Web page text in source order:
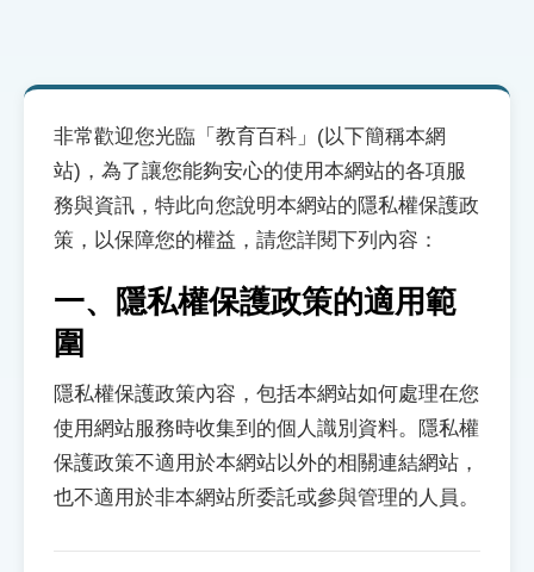
生命大百科索引
遊戲專區
貓頭鷹博士
非常歡迎您光臨「教育百科」(以下簡稱本網
站)，為了讓您能夠安心的使用本網站的各項服
務與資訊，特此向您說明本網站的隱私權保護政
策，以保障您的權益，請您詳閱下列內容：
一、隱私權保護政策的適用範
圍
隱私權保護政策內容，包括本網站如何處理在您
使用網站服務時收集到的個人識別資料。隱私權
保護政策不適用於本網站以外的相關連結網站，
也不適用於非本網站所委託或參與管理的人員。